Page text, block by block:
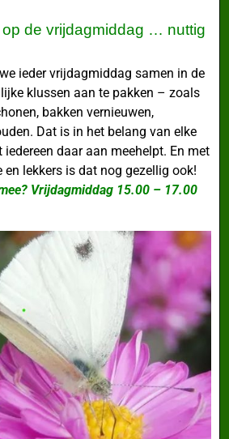
de vrijdagmiddag … nuttig
ieder vrijdagmiddag samen in de
klussen aan te pakken – zoals
bakken vernieuwen,
Dat is in het belang van elke
iedereen daar aan meehelpt. En met
lekkers is dat nog gezellig ook!
Vrijdagmiddag 15.00 – 17.00